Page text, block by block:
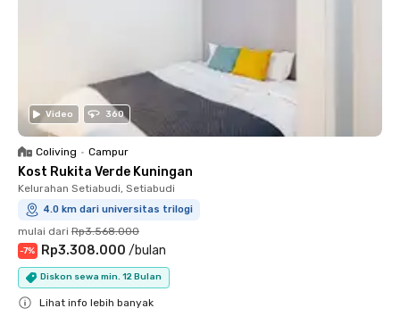
Video 360
Coliving • Campur
Kost Rukita Verde Kuningan
Kelurahan Setiabudi, Setiabudi
4.0 km dari universitas trilogi
mulai dari Rp3.568.000
-7% Rp3.308.000 /bulan
Diskon sewa min. 12 Bulan
Lihat info lebih banyak